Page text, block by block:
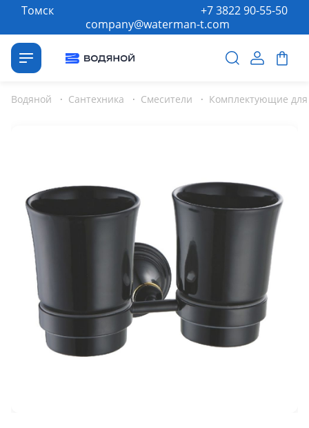
Томск
company@waterman-t.com
+7 3822 90-55-50
Водяной · Сантехника · Смесители · Комплектующие для